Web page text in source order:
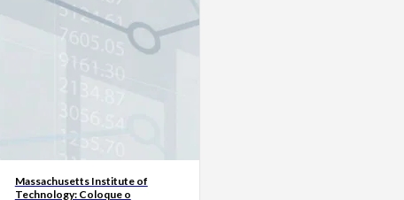
Massachusetts Institute of
Technology: Coloque o